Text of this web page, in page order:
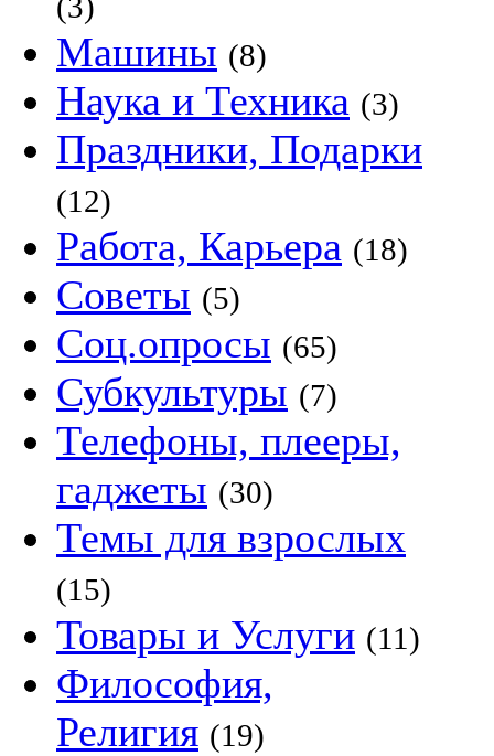
Машины (8)
Наука и Техника (3)
Праздники, Подарки
(12)
Работа, Карьера (18)
Советы (5)
Соц.опросы (65)
Субкультуры (7)
Телефоны, плееры,
гаджеты (30)
Темы для взрослых
(15)
Товары и Услуги (11)
Философия,
Религия (19)